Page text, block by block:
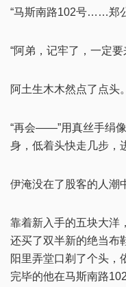
“马斯南路102号……郑
“阿弟，记牢了，一定要
阿土生木木然点了点头。
“再会——”用真丝手绢
身，低着头快走几步，
伊淹没在了股客的人
靠着新入手的五块大洋
还买了双半新的绝当布
阳里弄堂口剃了个头，
完毕的他在马斯南路